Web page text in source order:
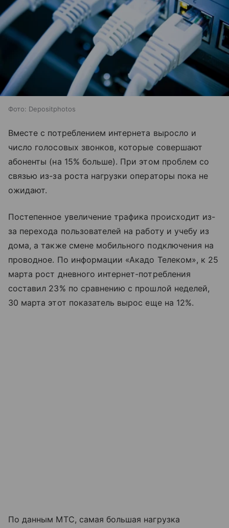
Фото: Depositphotos
Вместе с потреблением интернета выросло и
число голосовых звонков, которые совершают
абоненты (на 15% больше). При этом проблем со
связью из-за роста нагрузки операторы пока не
ожидают.
Постепенное увеличение трафика происходит из-
за перехода пользователей на работу и учебу из
дома, а также смене мобильного подключения на
проводное. По информации «Акадо Телеком», к 25
марта рост дневного интернет-потребления
составил 23% по сравнению с прошлой неделей,
30 марта этот показатель вырос еще на 12%.
По данным МТС, самая большая нагрузка